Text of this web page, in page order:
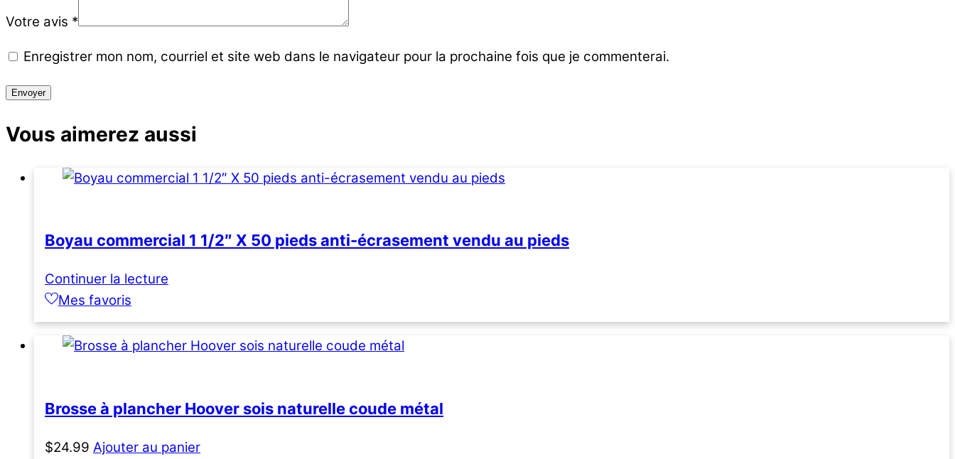
Votre avis *
Enregistrer mon nom, courriel et site web dans le navigateur pour la prochaine fois que je commenterai.
Vous aimerez aussi
Boyau commercial 1 1/2″ X 50 pieds anti-écrasement vendu au pieds
Continuer la lecture
Mes favoris
Brosse à plancher Hoover sois naturelle coude métal
$24.99 Ajouter au panier